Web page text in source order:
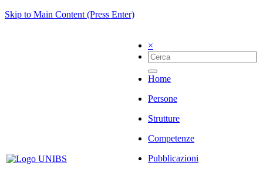
Skip to Main Content (Press Enter)
×
Home
Persone
Strutture
Competenze
Pubblicazioni